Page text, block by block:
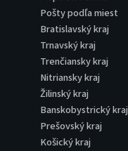
Pošty podľa miest
Bratislavský kraj
Trnavský kraj
Trenčiansky kraj
Nitriansky kraj
Žilinský kraj
Banskobystrický kraj
Prešovský kraj
Košický kraj